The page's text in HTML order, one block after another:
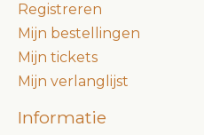
Registreren
Mijn bestellingen
Mijn tickets
Mijn verlanglijst
Informatie